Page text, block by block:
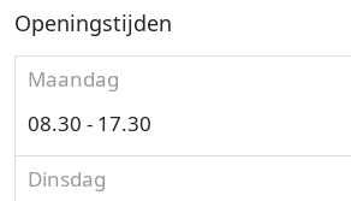
Openingstijden
Maandag
08.30 - 17.30
Dinsdag